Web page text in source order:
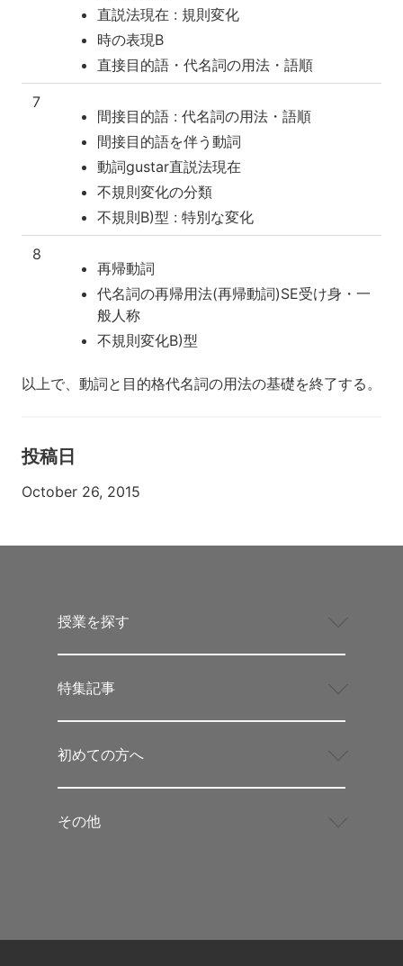
直説法現在 : 規則変化
時の表現B
直接目的語・代名詞の用法・語順
7
間接目的語 : 代名詞の用法・語順
間接目的語を伴う動詞
動詞gustar直説法現在
不規則変化の分類
不規則B)型 : 特別な変化
8
再帰動詞
代名詞の再帰用法(再帰動詞)SE受け身・一
般人称
不規則変化B)型
以上で、動詞と目的格代名詞の用法の基礎を終了する。
投稿日
October 26, 2015
授業を探す
特集記事
初めての方へ
その他